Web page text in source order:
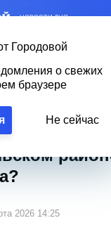
– НОВОСТИ ДНЯ
Городовой
о свежих
браузере
Не сейчас
Вопросы о
/ Какая станция
метро в
2026 14:25